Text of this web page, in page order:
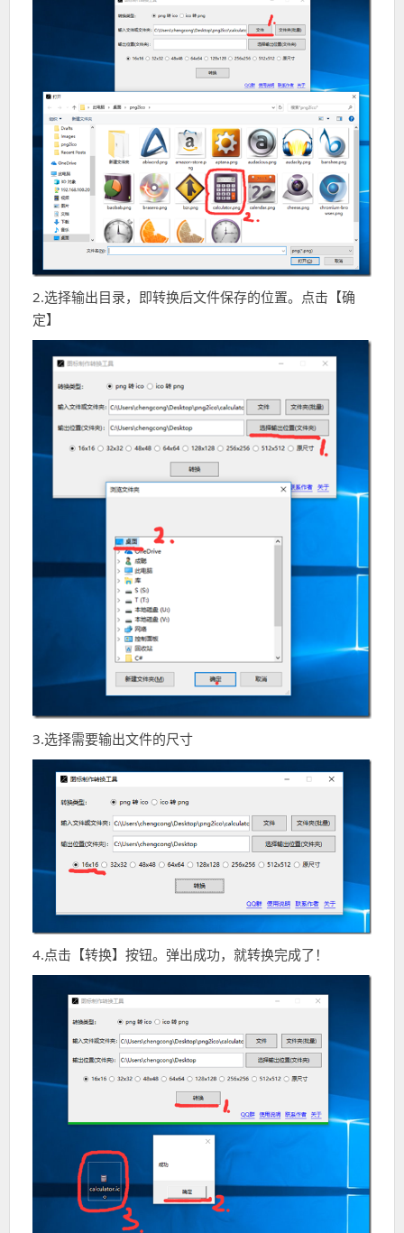
2.选择输出目录，即转换后文件保存的位置。点击【确
定】
3.选择需要输出文件的尺寸
4.点击【转换】按钮。弹出成功，就转换完成了！